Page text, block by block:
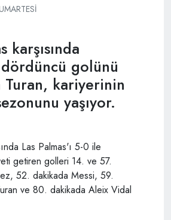
karşısında
dördüncü golünü
Turan, kariyerinin
yaşıyor.
Las Palmas'ı 5-0 ile
getiren golleri 14. ve 57.
52. dakikada Messi, 59.
ve 80. dakikada Aleix Vidal